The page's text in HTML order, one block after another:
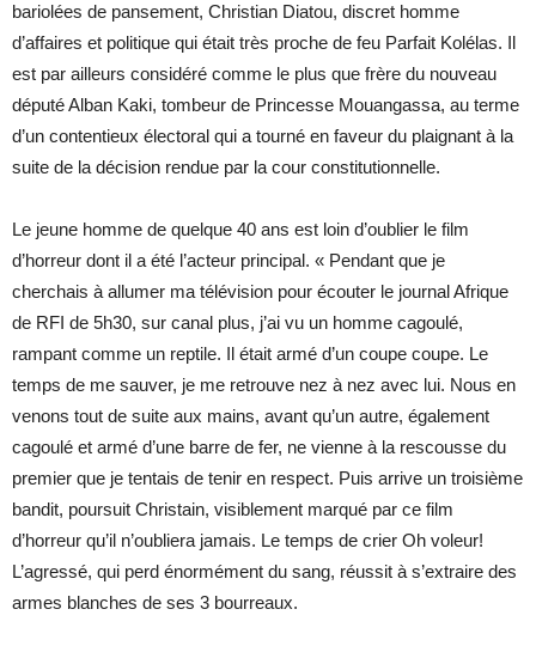
bariolées de pansement, Christian Diatou, discret homme
d’affaires et politique qui était très proche de feu Parfait Kolélas. Il
est par ailleurs considéré comme le plus que frère du nouveau
député Alban Kaki, tombeur de Princesse Mouangassa, au terme
d’un contentieux électoral qui a tourné en faveur du plaignant à la
suite de la décision rendue par la cour constitutionnelle.
Le jeune homme de quelque 40 ans est loin d’oublier le film
d’horreur dont il a été l’acteur principal. « Pendant que je
cherchais à allumer ma télévision pour écouter le journal Afrique
de RFI de 5h30, sur canal plus, j’ai vu un homme cagoulé,
rampant comme un reptile. Il était armé d’un coupe coupe. Le
temps de me sauver, je me retrouve nez à nez avec lui. Nous en
venons tout de suite aux mains, avant qu’un autre, également
cagoulé et armé d’une barre de fer, ne vienne à la rescousse du
premier que je tentais de tenir en respect. Puis arrive un troisième
bandit, poursuit Christain, visiblement marqué par ce film
d’horreur qu’il n’oubliera jamais. Le temps de crier Oh voleur!
L’agressé, qui perd énormément du sang, réussit à s’extraire des
armes blanches de ses 3 bourreaux.